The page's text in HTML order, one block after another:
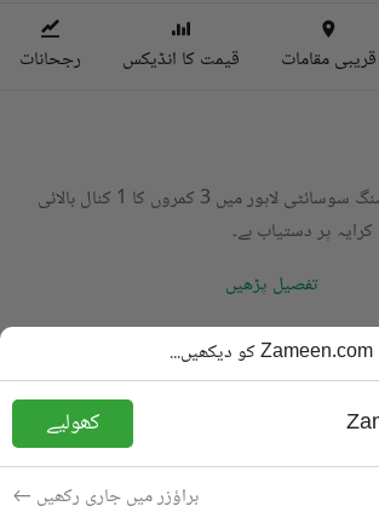
قریبی مقامات قیمت کا انڈیکس رجحانات
ابدالینزکوآپریٹو ہاؤسنگ سوسائٹی لاہور میں 3 کمروں کا 1 کنال بالائی
تفصیل پڑھیں
بالائی پورشن
PKR
1.1 لاکھ
1.1 کنال
کرایہ پر دستیاب
Zameen.com کو دیکھیں...
کھولیے
براؤزر میں جاری رکھیں